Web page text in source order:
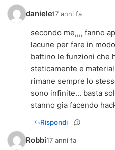
daniele17 anni fa
secondo me,,,, fanno
lacune per fare in
battino le funzioni che
steticamente e
rimane sempre lo
sono infinite... basta
stanno gia facendo
Rispondi
Robbi17 anni fa